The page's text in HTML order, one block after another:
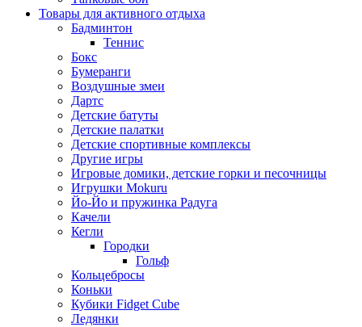
Товары для активного отдыха
Бадминтон
Теннис
Бокс
Бумеранги
Воздушные змеи
Дартс
Детские батуты
Детские палатки
Детские спортивные комплексы
Другие игры
Игровые домики, детские горки и песочницы
Игрушки Mokuru
Йо-Йо и пружинка Радуга
Качели
Кегли
Городки
Гольф
Кольцебросы
Коньки
Кубики Fidget Cube
Ледянки